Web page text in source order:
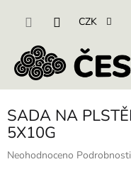
CZK
SADA NA
5X10G
Průměrné
Neohodnoceno